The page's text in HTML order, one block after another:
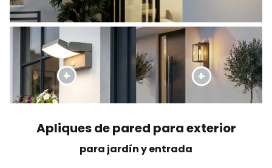
Apliques de pared para exterior
para jardín y entrada